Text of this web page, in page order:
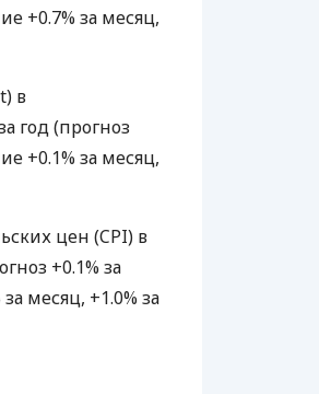
+0.7% за месяц,
в
год (прогноз
+0.1% за месяц,
цен (CPI) в
+0.1% за
месяц, +1.0% за